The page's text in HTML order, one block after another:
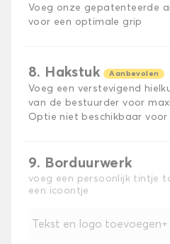
Voeg onze gepatenteerde
voor een optimale grip
8. Hakstuk Aanbevolen
Voeg een verstevigend
van de bestuurder voor
Optie niet beschikbaar voor
9. Borduurwerk
voeg een persoonlijk tintje
een icoontje
Tekst en logo toevoegen+